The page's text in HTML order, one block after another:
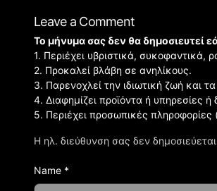
Leave a Comment
Η ηλ. διεύθυνση σας δεν
Το μήνυμα σας δεν θα δημοσιευτεί
1. Περιέχει υβριστικά, συκοφαντικά,
2. Προκαλεί βλάβη σε ανηλίκους.
3. Παρενοχλεί την ιδιωτική ζωή και
4. Διαφημίζει προϊόντα ή υπηρεσίες
5. Περιέχει προσωπικές
Name *